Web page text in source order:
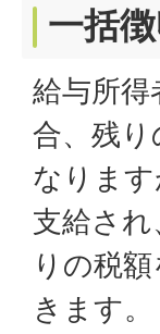
一括
給与所
合、残
なりま
支給さ
りの税
きます。